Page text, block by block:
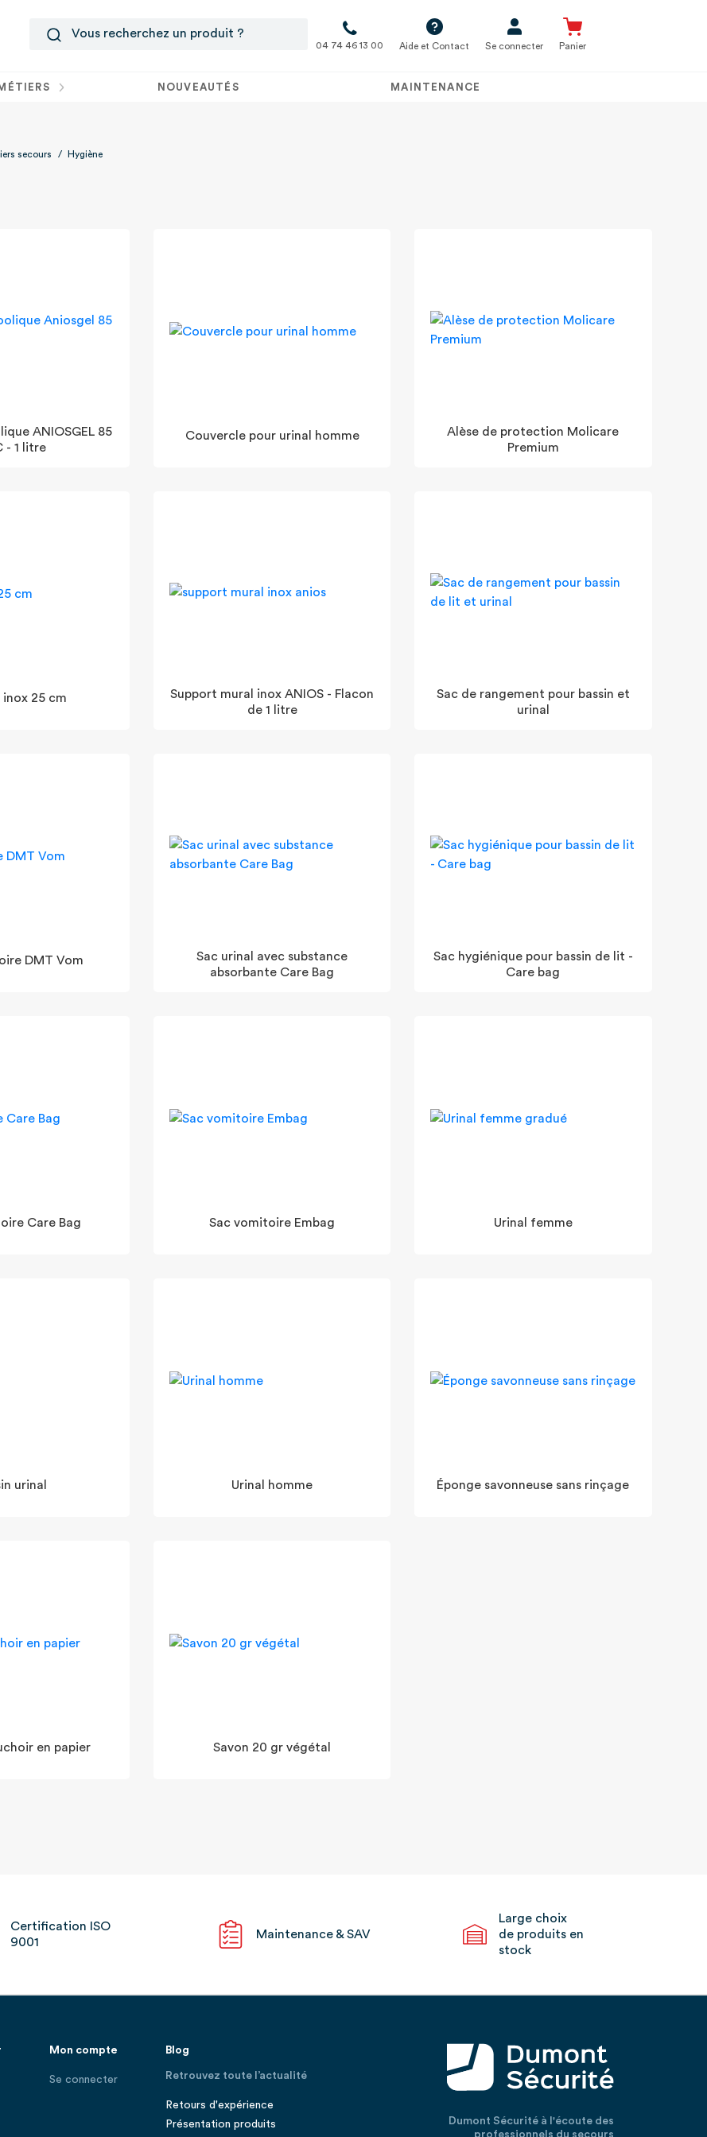
04 74 46 13 00 Aide et Contact Se connecter Panier
NOUVEAUTÉS MAINTENANCE
secours / Hygiène
- 1 litre
Couvercle pour urinal homme
Alèse de protection Molicare
Premium
25 cm
Support mural inox ANIOS - Flacon
de 1 litre
Sac de rangement pour bassin et
urinal
DMT Vom
Sac urinal avec substance
absorbante Care Bag
Sac hygiénique pour bassin de lit -
Care bag
Care Bag Sac vomitoire Embag Urinal femme
urinal Urinal homme Éponge savonneuse sans rinçage
en papier Savon 20 gr végétal
Certification ISO
9001
Maintenance & SAV
Large choix
de produits en
stock
Mon compte
Se connecter
Blog
Retrouvez toute l’actualité
Retours d'expérience
Présentation produits
Dumont Sécurité à l'écoute des
professionnels du secours